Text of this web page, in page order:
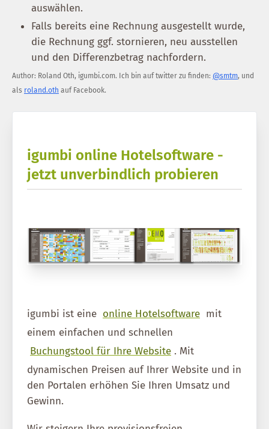
auswählen.
Falls bereits eine Rechnung ausgestellt wurde,
die Rechnung ggf. stornieren, neu ausstellen
und den Differenzbetrag nachfordern.
Author: Roland Oth, igumbi.com. Ich bin auf twitter zu finden: @smtm, und
als roland.oth auf Facebook.
igumbi online Hotelsoftware -
jetzt unverbindlich probieren
igumbi ist eine online Hotelsoftware mit
einem einfachen und schnellen
Buchungstool für Ihre Website . Mit
dynamischen Preisen auf Ihrer Website und in
den Portalen erhöhen Sie Ihren Umsatz und
Gewinn.